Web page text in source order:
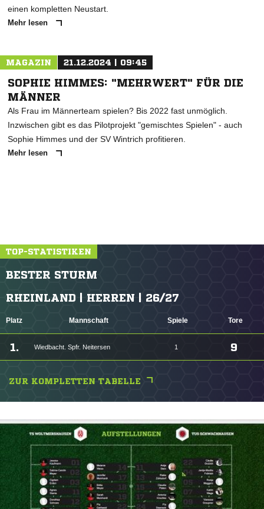
einen kompletten Neustart.
Mehr lesen
MAGAZIN 21.12.2024 | 09:45
SOPHIE HIMMES: "MEHRWERT" FÜR DIE
MÄNNER
Als Frau im Männerteam spielen? Bis 2022 fast unmöglich.
Inzwischen gibt es das Pilotprojekt "gemischtes Spielen" - auch
Sophie Himmes und der SV Wintrich profitieren.
Mehr lesen
TOP-STATISTIKEN
BESTER STURM
RHEINLAND | HERREN | 26/27
Platz Mannschaft Spiele Tore
1. Wiedbacht. Spfr. Neitersen 1 9
ZUR KOMPLETTEN TABELLE